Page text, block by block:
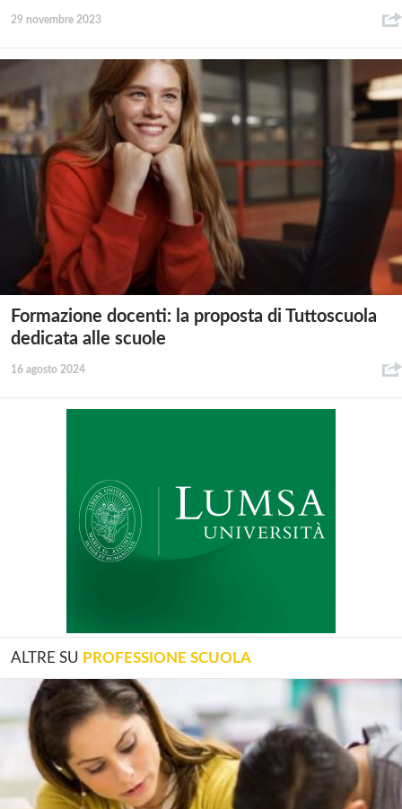
29 novembre 2023
Formazione docenti: la proposta di Tuttoscuola
dedicata alle scuole
16 agosto 2024
ALTRE SU PROFESSIONE SCUOLA